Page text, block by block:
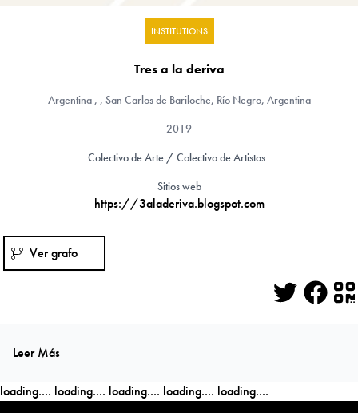
INSTITUTIONS
Tres a la deriva
Argentina, , San Carlos de Bariloche, Río Negro, Argentina
2019
Colectivo de Arte / Colectivo de Artistas
Sitios web
https://3aladeriva.blogspot.com
Ver grafo
Twitter
Leer Más
loading.... loading.... loading.... loading.... loading....